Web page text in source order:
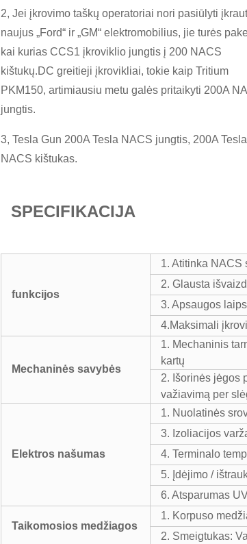
2, Jei įkrovimo taškų operatoriai nori pasiūlyti
naujus „Ford“ ir „GM“ elektromobilius, jie turės
kai kurias CCS1 įkroviklio jungtis į 200 NACS
kištukų.DC greitieji įkrovikliai, tokie kaip Tritium
PKM150, artimiausiu metu galės pritaikyti 200A
jungtis.
3, Tesla Gun 200A Tesla NACS jungtis, 200A Tesla
NACS kištukas.
SPECIFIKACIJA
funkcijos
1. Atitinka NACS
2. Glausta
3. Apsaugos
4.Maksimali
Mechaninės savybės
1. Mechaninis
kartų
2. Išorinės jėgos
važiavimą per
Elektros našumas
1. Nuolatinės
3. Izoliacijos
4. Terminalo
5. Įdėjimo /
6. Atsparumas
Taikomosios medžiagos
1. Korpuso
2. Smeigtukas: